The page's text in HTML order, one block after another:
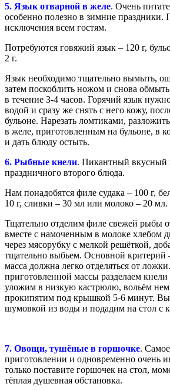
5. Язык отварной в желе. Очень
особенно полезно в зимние праздники.
исключения всем гостям.
Потребуются говяжий язык – 120 г,
2 г.
Язык необходимо тщательно вымыть,
затем поскоблить ножом и снова
в течение 3-4 часов. Горячий язык
водой и сразу же снять с него кожу,
бульоне. Нарезать ломтиками,
в желе, приготовленным на бульоне, в
и дать блюду остыть.
6. Рыбные кнели. Пикантный вкусный
праздничного второго блюда.
Нам понадобятся филе судака – 100 г,
10 г, сливки – 30 мл или молоко – 20 мл.
Тщательно отделим филе свежей рыбы
вместе с намоченным в молоке хлебом
через мясорубку с мелкой решёткой,
тщательно выбьем. Основной критерий
масса должна легко отделяться от
приготовленной массы разделаем кнели
уложим в низкую кастрюлю, вольём
прокипятим под крышкой 5-6 минут.
шумовкой из воды и подадим на стол с
7. Овощи, тушёные в горшочке.
приготовлении и одновременно очень
только поставите горшочек на стол,
тёплая душевная обстановка.